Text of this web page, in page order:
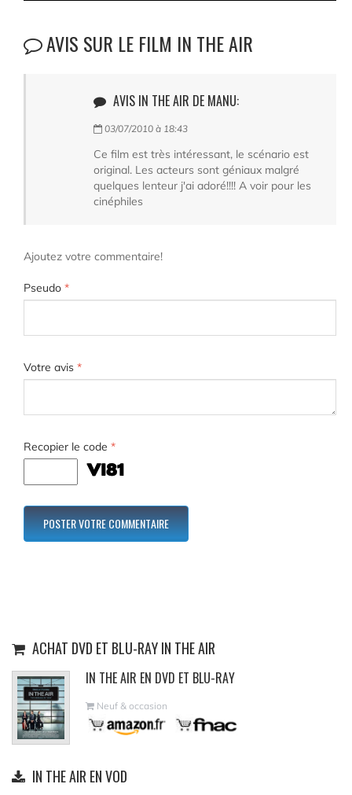
AVIS SUR LE FILM IN THE AIR
AVIS IN THE AIR DE MANU:
03/07/2010 à 18:43
Ce film est très intéressant, le scénario est
original. Les acteurs sont géniaux malgré
quelques lenteur j'ai adoré!!!! A voir pour les
cinéphiles
Ajoutez votre commentaire!
Pseudo *
Votre avis *
Recopier le code *
ACHAT DVD ET BLU-RAY IN THE AIR
IN THE AIR EN DVD ET BLU-RAY
Neuf & occasion
IN THE AIR EN VOD